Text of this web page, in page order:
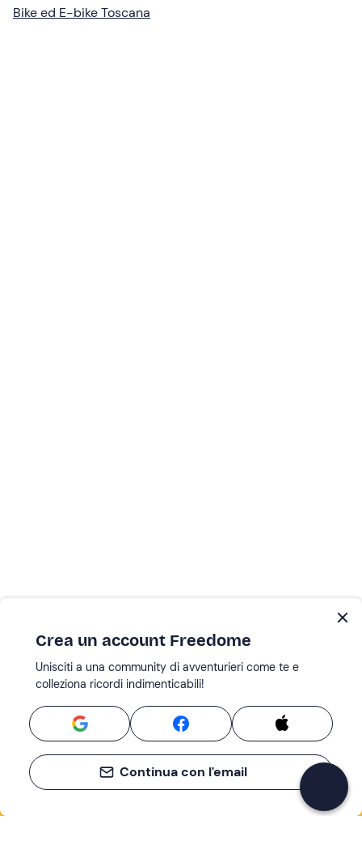
Bike ed E-bike Toscana
Se non sai mai cosa fare, sai cosa fare
Crea un account Freedome
Unisciti a una community di avventurieri come te e
colleziona ricordi indimenticabili!
Continua con l'email